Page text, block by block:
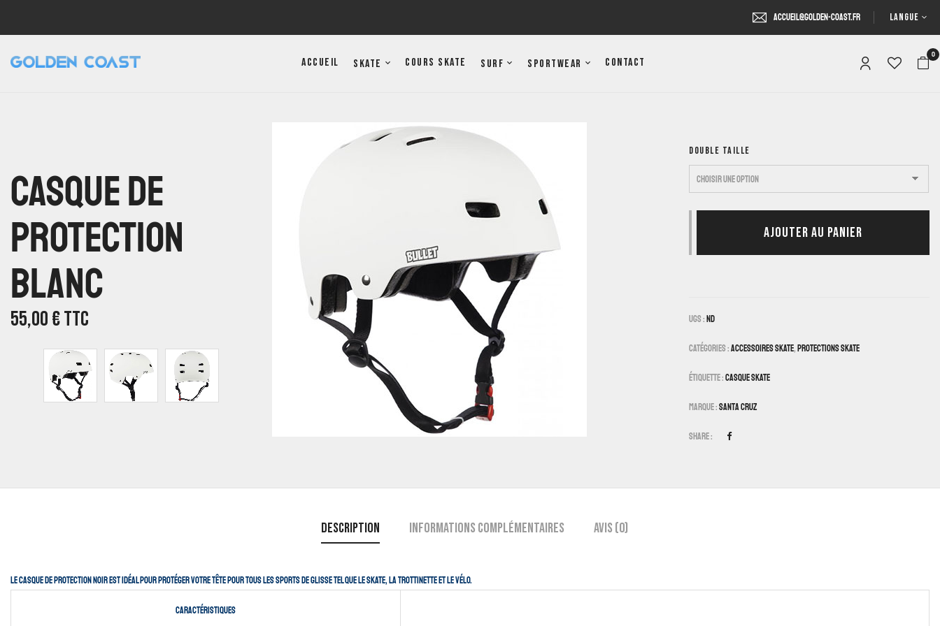
accueil@golden-coast.fr LANGUE
Accueil Skate Cours Skate Surf Sportwear Contact
0
Casque De
Protection
Blanc
55,00€TTC
DOUBLE TAILLE
AJOUTER AU PANIER
UGS : ND
Catégories :Accessoires Skate, Protections Skate
Étiquette :Casque Skate
Marque :Santa Cruz
Share :
Description Informations complémentaires Avis (0)
Le casque de protection Noir est idéal pour protéger votre tête pour tous les sports de glisse tel que le skate, la trottinette et le vélo.
Caractéristiques